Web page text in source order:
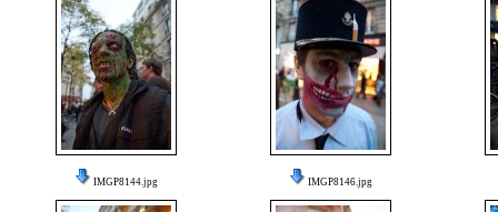
IMGP8144.jpg IMGP8146.jpg